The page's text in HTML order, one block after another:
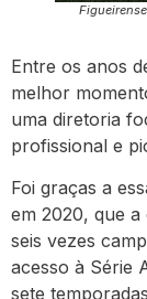
Entre os anos
melhor
uma diretoria
profissional e
Foi graças a
em 2020, que
seis vezes
acesso à Série
sete